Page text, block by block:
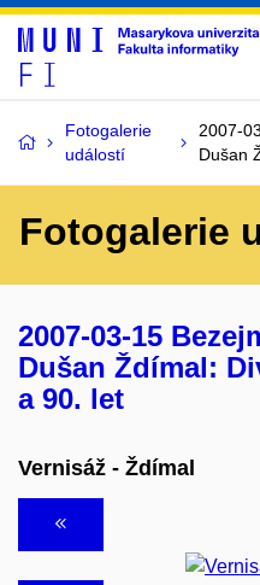
Fotogalerie
událostí
2007-
Dušan
Fotogalerie
2007-03-15
Dušan Ždímal:
a 90. let
Vernisáž - Ždímal